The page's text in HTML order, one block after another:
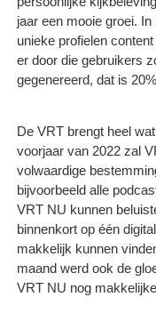
jaar een mooie groei.
unieke profielen
er door die gebruikers
gegenereerd, dat is
De VRT brengt heel
voorjaar van 2022 zal
volwaardige
bijvoorbeeld alle
VRT NU kunnen
binnenkort op één
makkelijk kunnen
maand werd ook de
VRT NU nog